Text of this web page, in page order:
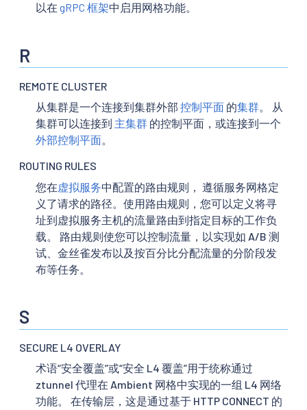
以在 gRPC 框架中启用网格功能。
R
REMOTE CLUSTER
从集群是一个连接到集群外部 控制平面 的集群。 从
集群可以连接到 主集群 的控制平面，或连接到一个
外部控制平面。
ROUTING RULES
您在虚拟服务中配置的路由规则， 遵循服务网格定
义了请求的路径。使用路由规则，您可以定义将寻
址到虚拟服务主机的流量路由到指定目标的工作负
载。 路由规则使您可以控制流量，以实现如 A/B 测
试、金丝雀发布以及按百分比分配流量的分阶段发
布等任务。
S
SECURE L4 OVERLAY
术语“安全覆盖”或“安全 L4 覆盖”用于统称通过
ztunnel 代理在 Ambient 网格中实现的一组 L4 网络
功能。 在传输层，这是通过基于 HTTP CONNECT 的